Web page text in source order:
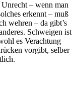
Unrecht – wenn man
erkennt – muß
wehren – da gibt’s
Schweigen ist
es Verachtung
vorgibt, selber